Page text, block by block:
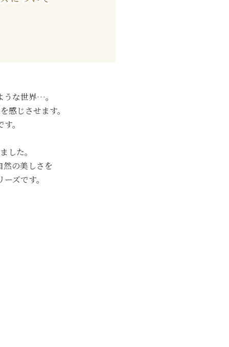
な世界…。
感じさせます。
。
した。
然の美しさを
ズです。